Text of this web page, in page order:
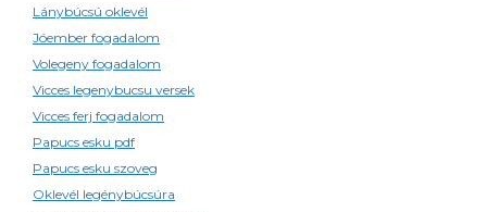
Lánybúcsú oklevél
Jóember fogadalom
Volegeny fogadalom
Vicces legenybucsu versek
Vicces ferj fogadalom
Papucs esku pdf
Papucs esku szoveg
Oklevél legénybúcsúra